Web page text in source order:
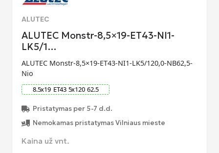
ALUTEC
ALUTEC Monstr-8,5×19-ET43-NI1-
LK5/1…
ALUTEC Monstr-8,5×19-ET43-NI1-LK5/120,0-NB62,5-
Nio
8.5x19 ET43 5x120 62.5
Pristatymas per 5-7 d.d.
Nemokamas pristatymas Vilniaus mieste
Kaina už vnt.